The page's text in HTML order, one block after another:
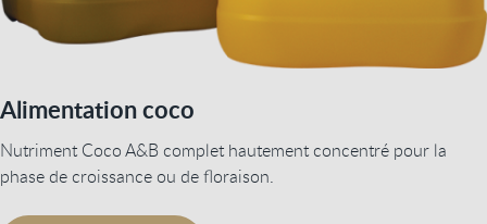
Alimentation coco
Nutriment Coco A&B complet hautement concentré pour la
phase de croissance ou de floraison.